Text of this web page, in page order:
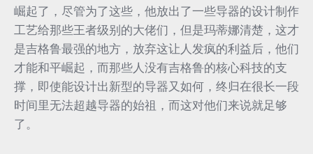
崛起了，尽管为了这些，他放出了一些导器的设计制作
工艺给那些王者级别的大佬们，但是玛蒂娜清楚，这才
是吉格鲁最强的地方，放弃这让人发疯的利益后，他们
才能和平崛起，而那些人没有吉格鲁的核心科技的支
撑，即使能设计出新型的导器又如何，终归在很长一段
时间里无法超越导器的始祖，而这对他们来说就足够
了。